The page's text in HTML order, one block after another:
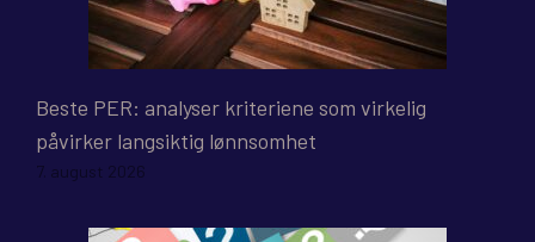
Beste PER: analyser kriteriene som virkelig
påvirker langsiktig lønnsomhet
7. august 2026